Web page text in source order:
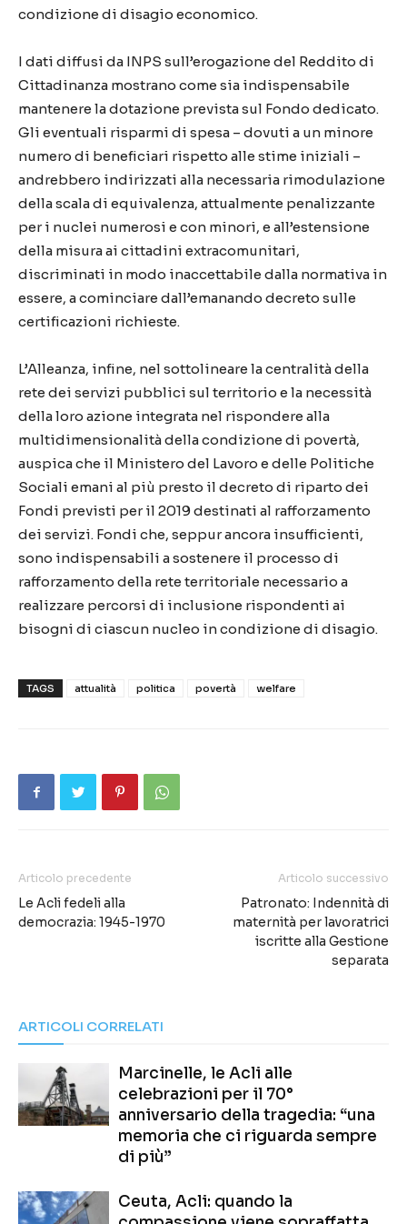
condizione di disagio economico.
I dati diffusi da INPS sull’erogazione del Reddito di
Cittadinanza mostrano come sia indispensabile
mantenere la dotazione prevista sul Fondo dedicato.
Gli eventuali risparmi di spesa – dovuti a un minore
numero di beneficiari rispetto alle stime iniziali –
andrebbero indirizzati alla necessaria rimodulazione
della scala di equivalenza, attualmente penalizzante
per i nuclei numerosi e con minori, e all’estensione
della misura ai cittadini extracomunitari,
discriminati in modo inaccettabile dalla normativa in
essere, a cominciare dall’emanando decreto sulle
certificazioni richieste.
L’Alleanza, infine, nel sottolineare la centralità della
rete dei servizi pubblici sul territorio e la necessità
della loro azione integrata nel rispondere alla
multidimensionalità della condizione di povertà,
auspica che il Ministero del Lavoro e delle Politiche
Sociali emani al più presto il decreto di riparto dei
Fondi previsti per il 2019 destinati al rafforzamento
dei servizi. Fondi che, seppur ancora insufficienti,
sono indispensabili a sostenere il processo di
rafforzamento della rete territoriale necessario a
realizzare percorsi di inclusione rispondenti ai
bisogni di ciascun nucleo in condizione di disagio.
TAGS attualità politica povertà welfare
Articolo precedente
Le Acli fedeli alla
democrazia: 1945-1970
Articolo successivo
Patronato: Indennità di
maternità per lavoratrici
iscritte alla Gestione
separata
ARTICOLI CORRELATI
Marcinelle, le Acli alle
celebrazioni per il 70°
anniversario della tragedia: “una
memoria che ci riguarda sempre
di più”
Ceuta, Acli: quando la